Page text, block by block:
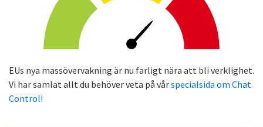
EUs nya massövervakning är nu farligt nära att bli verklighet.
Vi har samlat allt du behöver veta på vårspecialsida om Chat
Control!